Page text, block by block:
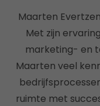
Maarten
Met zijn
marketing- en
Maarten veel
ruimte met